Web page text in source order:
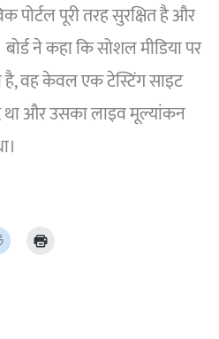
पोर्टल पूरी तरह सुरक्षित है और
ने कहा कि सोशल मीडिया पर
है, वह केवल एक टेस्टिंग साइट
और उसका लाइव मूल्यांकन